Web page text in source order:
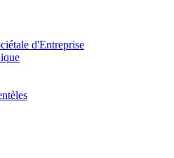
d'Entreprise